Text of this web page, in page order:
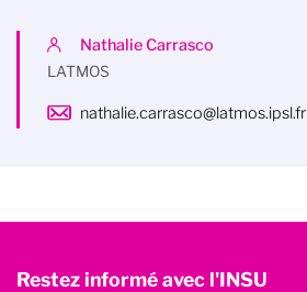
Nathalie Carrasco
LATMOS
nathalie.carrasco@latmos.ipsl.fr
Restez informé avec l'INSU